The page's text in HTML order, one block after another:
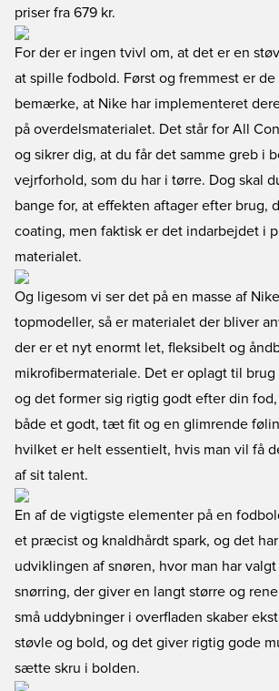
priser fra 679 kr.
For der er ingen tvivl om, at det er en
at spille fodbold. Først og fremmest er
bemærke, at Nike har implementeret
på overdelsmaterialet. Det står for All
og sikrer dig, at du får det samme greb i
vejrforhold, som du har i tørre. Dog skal
bange for, at effekten aftager efter brug,
coating, men faktisk er det indarbejdet i
materialet.
Og ligesom vi ser det på en masse af
topmodeller, så er materialet der bliver
der er et nyt enormt let, fleksibelt og
mikrofibermateriale. Det er oplagt til
og det former sig rigtig godt efter din
både et godt, tæt fit og en glimrende
hvilket er helt essentielt, hvis man vil få
af sit talent.
En af de vigtigste elementer på en
et præcist og knaldhårdt spark, og det
udviklingen af snøren, hvor man har
snørring, der giver en langt større og
små uddybninger i overfladen skaber
støvle og bold, og det giver rigtig gode
sætte skru i bolden.